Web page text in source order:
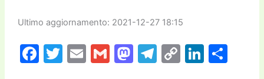
Ultimo aggiornamento: 2021-12-27 18:15
F T E G M T C Li C